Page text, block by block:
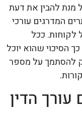
מנת להבין את דעת
המדרגים עורכי
לקוחות. ככל
הסיכוי שהוא יוכל
להסתמך על מספר
הדין